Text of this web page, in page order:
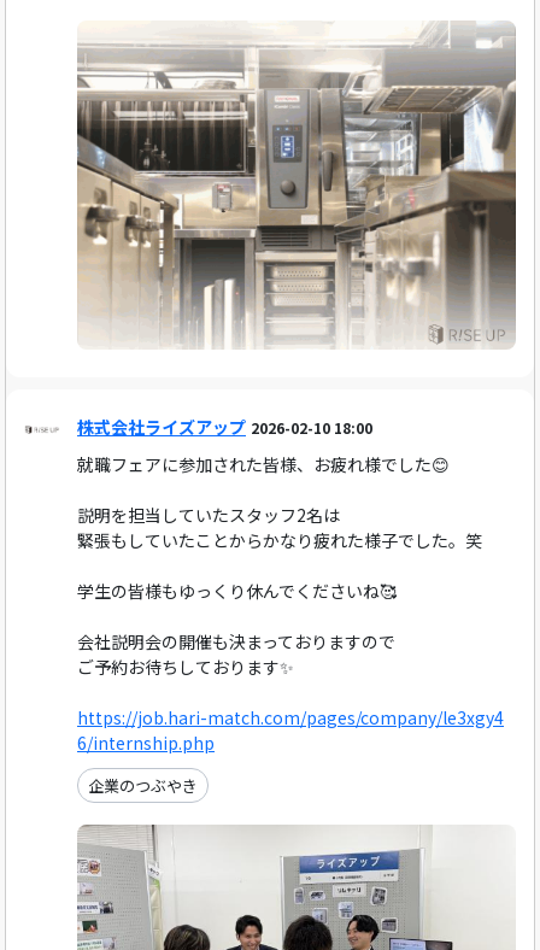
株式会社ライズアップ 2026-02-10 18:00
就職フェアに参加された皆様、お疲れ様でした😊
説明を担当していたスタッフ2名は
緊張もしていたことからかなり疲れた様子でした。笑
学生の皆様もゆっくり休んでくださいね🥰
会社説明会の開催も決まっておりますので
ご予約お待ちしております✨
https://job.hari-match.com/pages/company/le3xgy4
6/internship.php
企業のつぶやき